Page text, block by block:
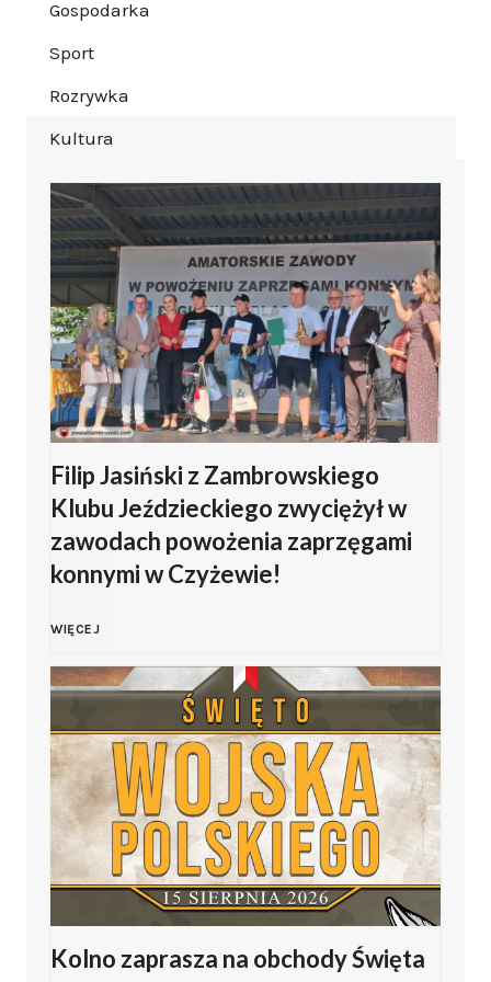
Gospodarka
Sport
Rozrywka
Kultura
Filip Jasiński z Zambrowskiego
Klubu Jeździeckiego zwyciężył w
zawodach powożenia zaprzęgami
konnymi w Czyżewie!
WIĘCEJF
i
l
p
a
Kolno zaprasza na obchody Święta